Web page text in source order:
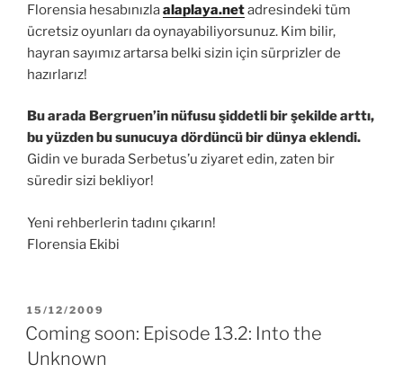
Florensia hesabınızlaalaplaya.netadresindeki tüm
ücretsiz oyunları da oynayabiliyorsunuz. Kim bilir,
hayran sayımız artarsa belki sizin için sürprizler de
hazırlarız!
Bu arada Bergruen’in nüfusu şiddetli bir şekilde arttı,
bu yüzden bu sunucuya dördüncü bir dünya eklendi.
Gidin ve burada Serbetus’u ziyaret edin, zaten bir
süredir sizi bekliyor!
Yeni rehberlerin tadını çıkarın!
Florensia Ekibi
YAYIM
TARIHI
15/12/2009
Coming soon: Episode 13.2: Into the
Unknown